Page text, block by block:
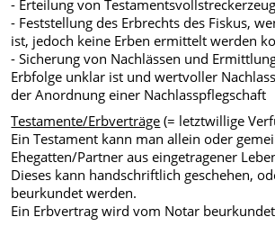
- Erteilung von
- Feststellung des Erbrechts des Fiskus,
ist, jedoch keine Erben ermittelt werden
- Sicherung von Nachlässen und
Erbfolge unklar ist und wertvoller
der Anordnung einer Nachlasspflegschaft
Testamente/Erbverträge (= letztwillige
Ein Testament kann man allein oder
Ehegatten/Partner aus eingetragener
Dieses kann handschriftlich geschehen,
beurkundet werden.
Ein Erbvertrag wird vom Notar